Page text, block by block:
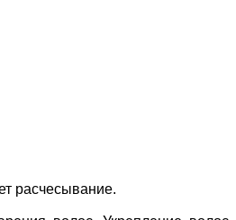
расчесывание.